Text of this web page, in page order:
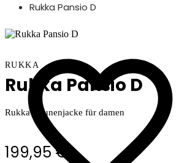
Rukka Pansio D
RUKKA
Rukka Pansio D
Rukka Daunenjacke für damen
199,95 €